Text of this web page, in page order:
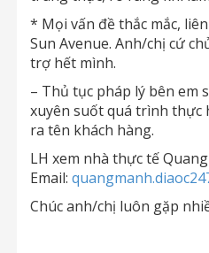
* Mọi vấn đề thắc mắc,
Sun Avenue. Anh/chị cứ
trợ hết mình.
– Thủ tục pháp lý bên em
xuyên suốt quá trình thực
ra tên khách hàng.
LH xem nhà thực tế
Email:
Chúc anh/chị luôn gặp